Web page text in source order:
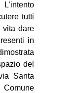
tutti
vita dare
in
del
Santa